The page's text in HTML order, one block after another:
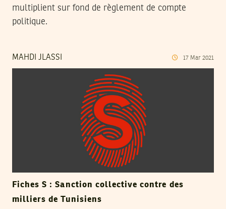
multiplient sur fond de règlement de compte
politique.
MAHDI JLASSI 17 Mar 2021
Fiches S : Sanction collective contre des
milliers de Tunisiens